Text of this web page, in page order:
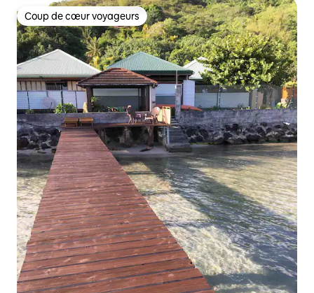
Coup de cœur voyageurs
Coup de cœur voyageurs